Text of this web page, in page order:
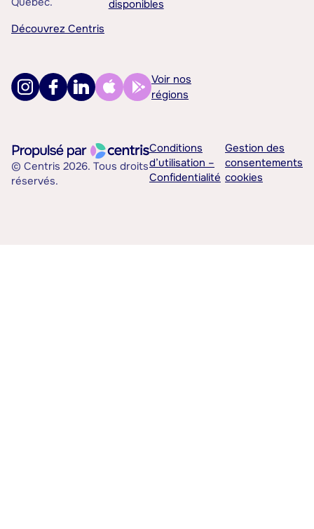
Découvrez Centris
disponibles
Voir nos
régions
© Centris 2026. Tous droits
réservés.
Conditions
d’utilisation –
Confidentialité
Gestion des
consentements
cookies